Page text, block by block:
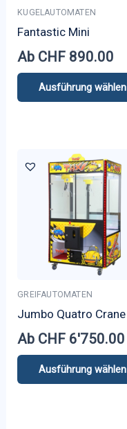
KUGELAUTOMATEN
Fantastic Mini
Ab CHF 890.00
Ausführung wählen
mehrere
Varianten
Optionen
können
Produktseite
gewählt
werden
GREIFAUTOMATEN
Jumbo Quatro Crane
Ab CHF 6'750.00
Ausführung wählen